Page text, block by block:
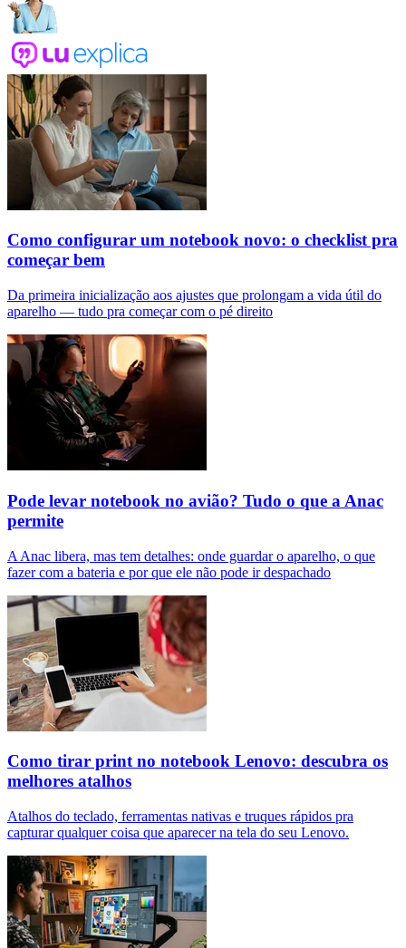
Como configurar um notebook novo: o checklist pra
começar bem
Da primeira inicialização aos ajustes que prolongam a vida útil do
aparelho — tudo pra começar com o pé direito
Pode levar notebook no avião? Tudo o que a Anac
permite
A Anac libera, mas tem detalhes: onde guardar o aparelho, o que
fazer com a bateria e por que ele não pode ir despachado
Como tirar print no notebook Lenovo: descubra os
melhores atalhos
Atalhos do teclado, ferramentas nativas e truques rápidos pra
capturar qualquer coisa que aparecer na tela do seu Lenovo.